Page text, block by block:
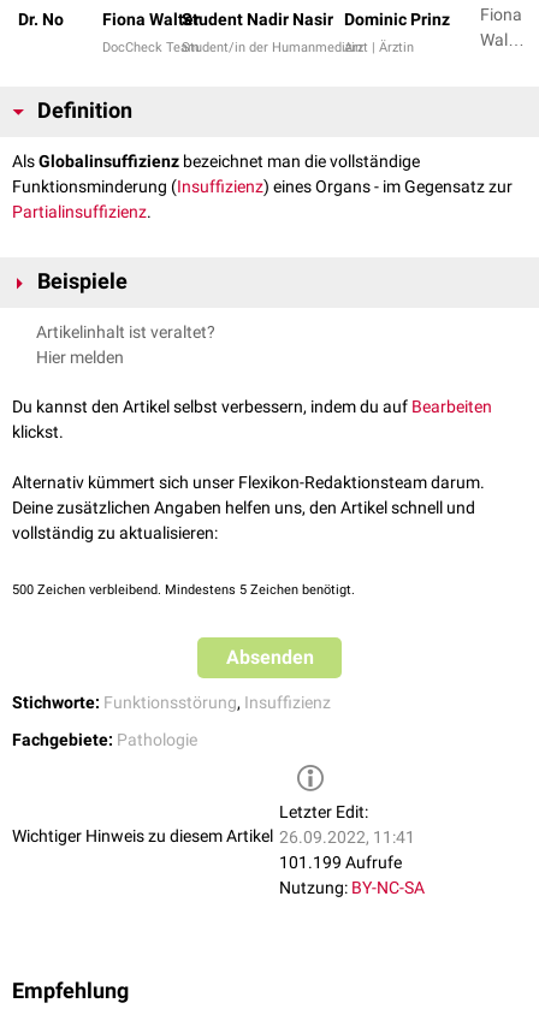
Dr. No Fiona Walter
DocCheck Team
Student Nadir Nasir
Student/in der Humanmedizin
Dominic Prinz
Arzt | Ärztin
Fiona
Walter
Definition
AlsGlobalinsuffizienz bezeichnet man die vollständige
Funktionsminderung (Insuffizienz) eines Organs - im Gegensatz zur
Partialinsuffizienz.
Beispiele
Bei einer Globalinsuffizienz des
Rechtsherzinsuffizienz
respiratorische Insuffizienz, die von einigen Autoren auch als
respiratorische Globalinsuffizienz bezeichnet wird. Kennzeichnend ist
gleichzeitig erhöhtem
pCO 2 Hyperkapnie ) aus (z.B. bei COPD
Artikelinhalt ist veraltet?
Hier melden
Du kannst den Artikel selbst verbessern, indem du auf Bearbeiten
klickst.
Alternativ kümmert sich unser Flexikon-Redaktionsteam darum.
Deine zusätzlichen Angaben helfen uns, den Artikel schnell und
vollständig zu aktualisieren:
500 Zeichen verbleibend. Mindestens 5 Zeichen benötigt.
Absenden
Stichworte: Funktionsstörung, Insuffizienz
Fachgebiete: Pathologie
Wichtiger Hinweis zu diesem Artikel
Letzter Edit:
26.09.2022, 11:41
101.199 Aufrufe
Nutzung: BY-NC-SA
Empfehlung